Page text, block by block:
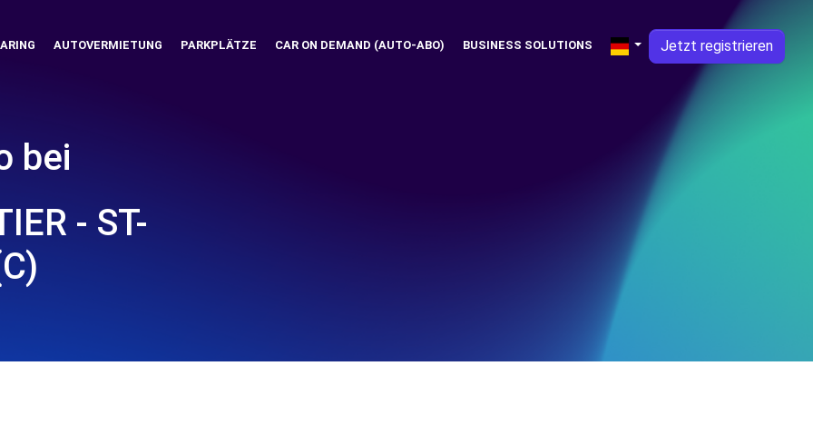
AUTOVERMIETUNG PARKPLÄTZE CAR ON DEMAND (AUTO-ABO) BUSINESS SOLUTIONS Jetzt registrieren
bei
- ST-